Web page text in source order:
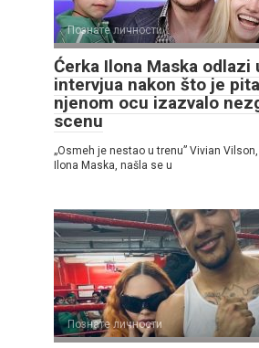
Познате личности
Ćerka Ilona Maska odlazi
intervjua nakon što je
njenom ocu izazvalo
scenu
„Osmeh je nestao u trenu” Vivian
Ilona Maska, našla se u
Познате личности